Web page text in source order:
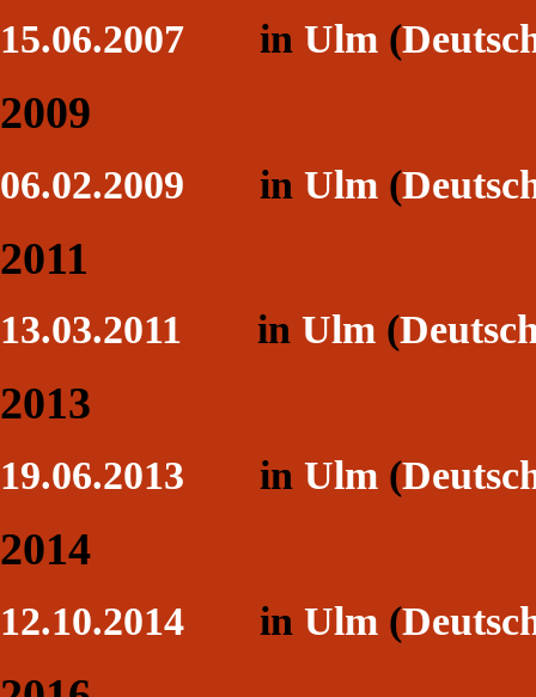
15.06.2007 in Ulm (
2009
06.02.2009 in Ulm (
2011
13.03.2011 in Ulm (
2013
19.06.2013 in Ulm (
2014
12.10.2014 in Ulm (